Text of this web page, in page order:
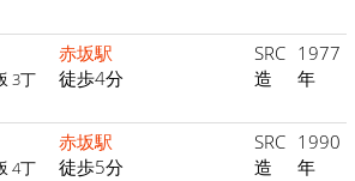
3丁
赤坂駅
徒歩4分
SRC
造
1977
年
4丁
赤坂駅
徒歩5分
SRC
造
1990
年